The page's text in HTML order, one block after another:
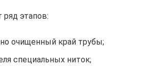
ряд этапов:
очищенный край трубы;
специальных ниток;